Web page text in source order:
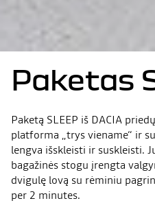
Paketas
Paketą SLEEP iš DACIA
platforma „trys viename“ ir
lengva išskleisti ir suskleisti.
bagažinės stogu įrengta
dvigulę lovą su rėminiu
per 2 minutes.